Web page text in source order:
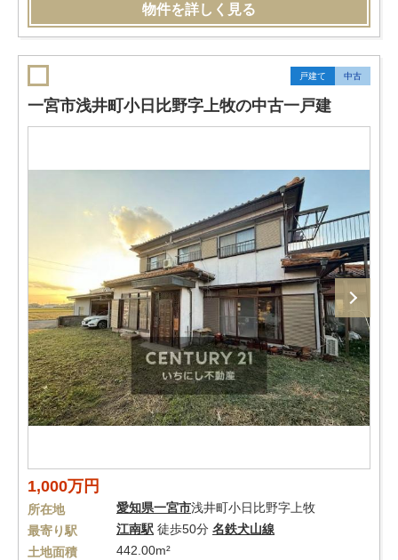
物件を詳しく見る
戸建て 中古
一宮市浅井町小日比野字上牧の中古一戸建
1,000万円
所在地 愛知県一宮市浅井町小日比野字上牧
最寄り駅
江南駅 徒歩50分 名鉄犬山線
土地面積
442.00m²